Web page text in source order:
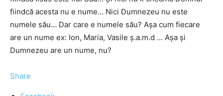
fiindcă acesta nu e nume… Nici Dumnezeu nu este
numele său… Dar care e numele său? Așa cum fiecare
are un nume ex: Ion, Maria, Vasile ș.a.m.d … Așa și
Dumnezeu are un nume, nu?
Share